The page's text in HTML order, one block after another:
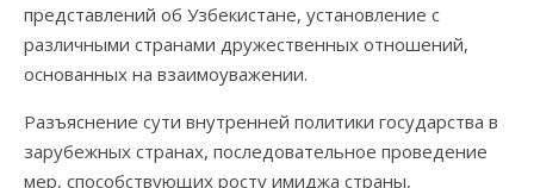
представлений об Узбекистане, установление с
различными странами дружественных отношений,
основанных на взаимоуважении.
Разъяснение сути внутренней политики государства в
зарубежных странах, последовательное проведение
мер, способствующих росту имиджа страны,